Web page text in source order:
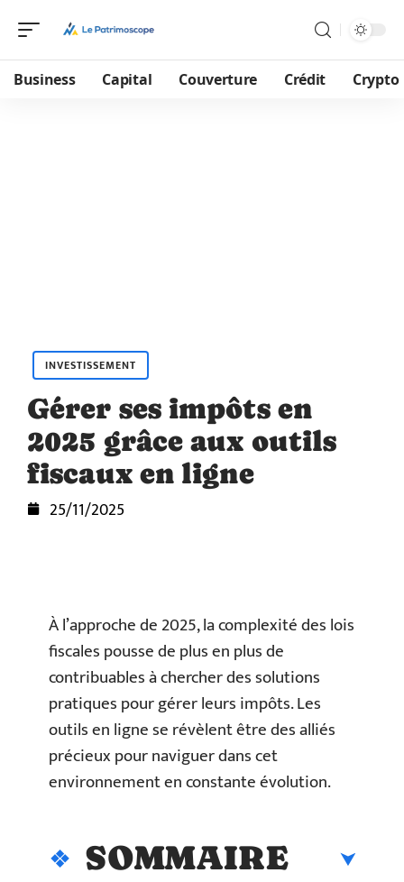
Business Capital Couverture Crédit Crypto
INVESTISSEMENT
Gérer ses impôts en
2025 grâce aux outils
fiscaux en ligne
25/11/2025
À l’approche de 2025, la complexité des lois
fiscales pousse de plus en plus de
contribuables à chercher des solutions
pratiques pour gérer leurs impôts. Les
outils en ligne se révèlent être des alliés
précieux pour naviguer dans cet
environnement en constante évolution.
SOMMAIRE